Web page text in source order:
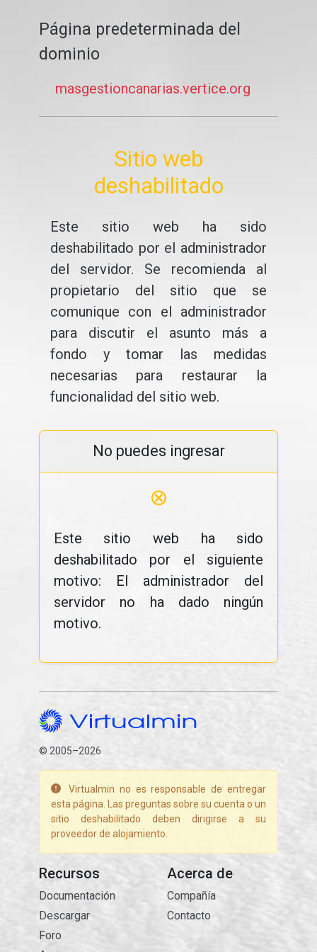
Página predeterminada del
dominio
masgestioncanarias.vertice.org
Sitio web
deshabilitado
Este sitio web ha sido
deshabilitado por el administrador
del servidor. Se recomienda al
propietario del sitio que se
comunique con el administrador
para discutir el asunto más a
fondo y tomar las medidas
necesarias para restaurar la
funcionalidad del sitio web.
No puedes ingresar
⊗
Este sitio web ha sido
deshabilitado por el siguiente
motivo: El administrador del
servidor no ha dado ningún
motivo.
© 2005–2026
Virtualmin no es responsable de entregar
esta página. Las preguntas sobre su cuenta o un
sitio deshabilitado deben dirigirse a su
proveedor de alojamiento.
Recursos
Documentación
Descargar
Foro
Acerca de
Compañía
Contacto